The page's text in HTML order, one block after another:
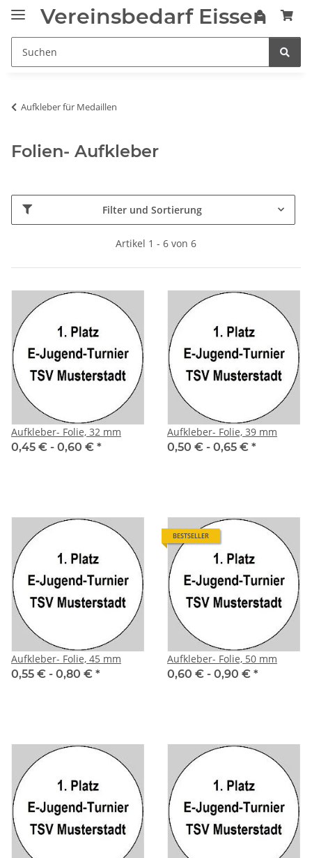
Vereinsbedarf Eissen
Aufkleber für Medaillen
Folien- Aufkleber
Filter und Sortierung
Artikel 1 - 6 von 6
Aufkleber- Folie, 32 mm
0,45 € - 0,60 € *
Aufkleber- Folie, 39 mm
0,50 € - 0,65 € *
Aufkleber- Folie, 45 mm
0,55 € - 0,80 € *
BESTSELLER
Aufkleber- Folie, 50 mm
0,60 € - 0,90 € *